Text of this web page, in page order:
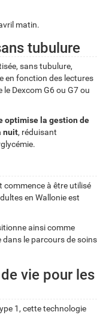
matin.
tubulure
sans tubulure,
en fonction des lectures
le Dexcom G6 ou G7 ou
optimise la gestion de
nuit, réduisant
commence à être utilisé
en Wallonie est
ainsi comme
le parcours de soins
vie pour les
1, cette technologie